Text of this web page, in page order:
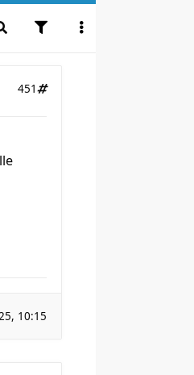
451
10:15